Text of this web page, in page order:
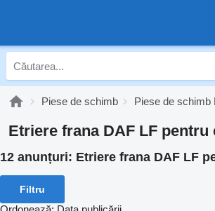
Piese de schimb Piese de schimb
Etriere frana DAF LF pentru
12 anunțuri: Etriere frana DAF LF
Filtru